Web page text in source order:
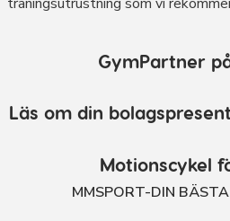
GymPartner
Läs om din
Motionscykel
MMSPORT-DIN